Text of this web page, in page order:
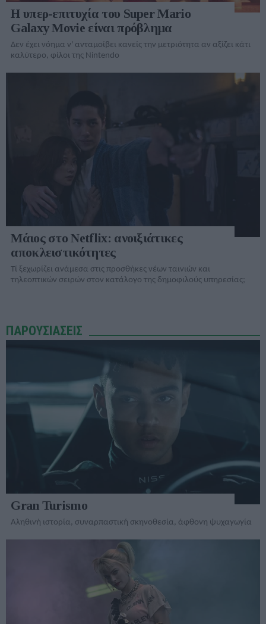
Η υπερ-επιτυχία του Super Mario
Galaxy Movie είναι πρόβλημα
Δεν έχει νόημα ν' ανταμοίβει κανείς την μετριότητα αν αξίζει κάτι
καλύτερο, φίλοι της Nintendo
Μάιος στο Netflix: ανοιξιάτικες
αποκλειστικότητες
Τί ξεχωρίζει ανάμεσα στις προσθήκες νέων ταινιών και
τηλεοπτικών σειρών στον κατάλογo της δημοφιλούς υπηρεσίας;
ΠΑΡΟΥΣΙΑΣΕΙΣ
Gran Turismo
Αληθινή ιστορία, συναρπαστική σκηνοθεσία, άφθονη ψυχαγωγία